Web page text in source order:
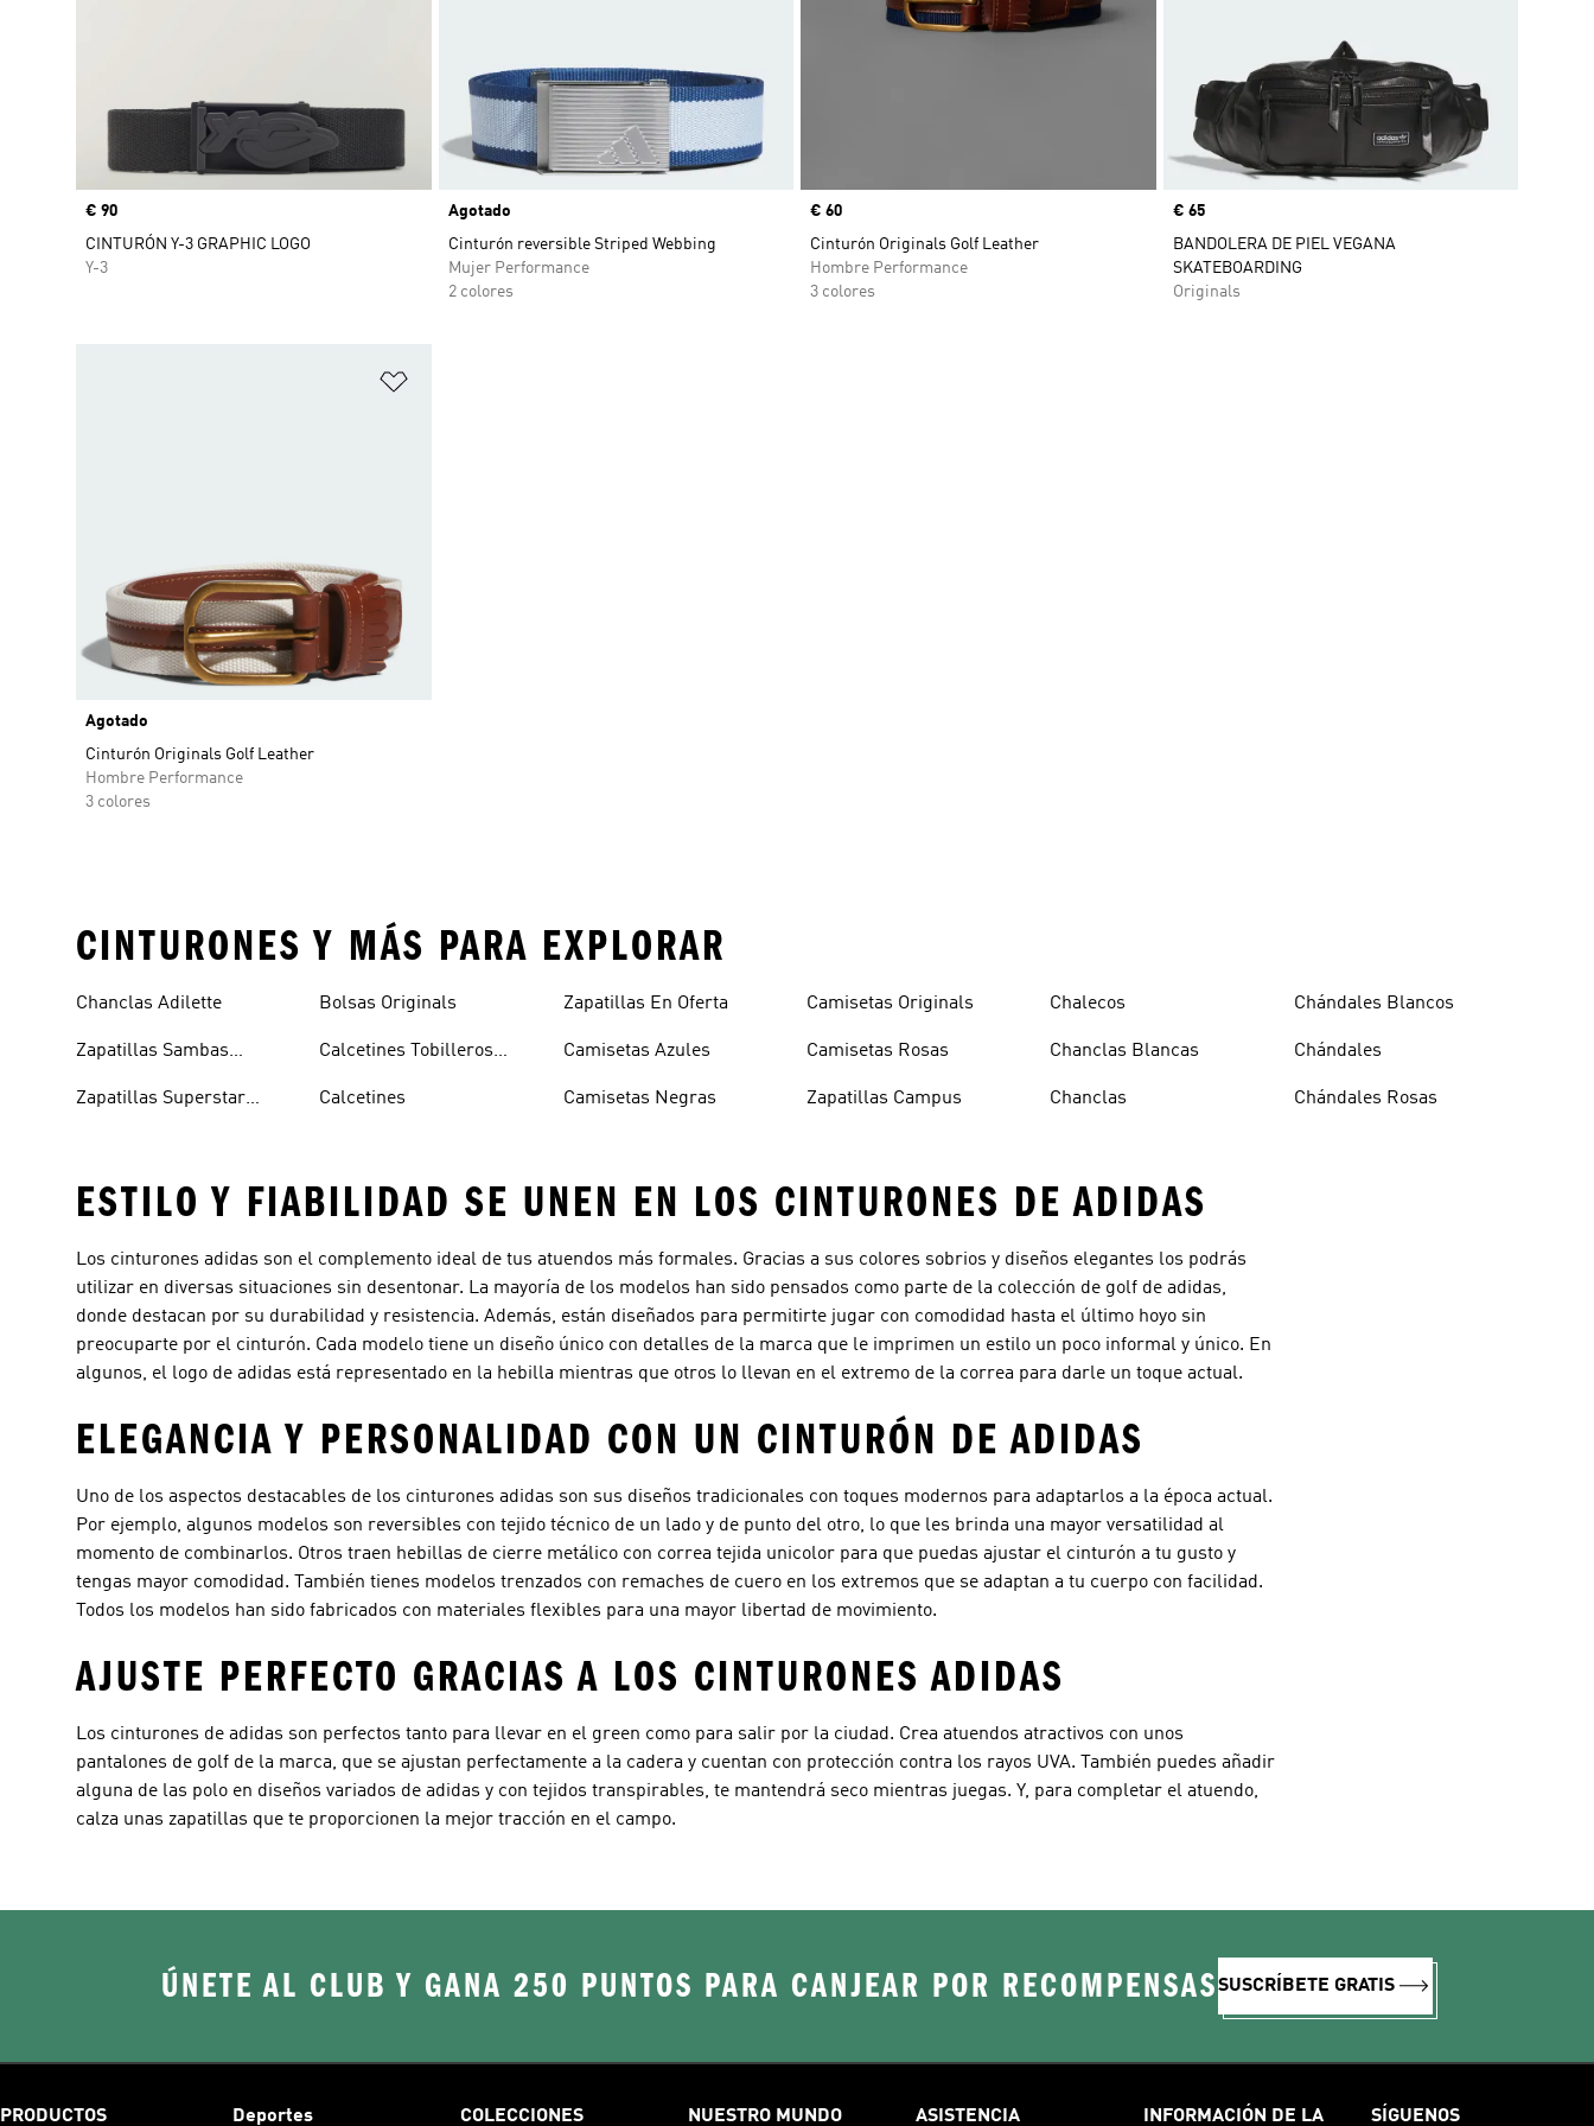
Precio
€ 90
CINTURÓN Y-3 GRAPHIC LOGO
Y-3
Agotado
Cinturón reversible Striped Webbing
Mujer Performance
2 colores
Precio
€ 60
Cinturón Originals Golf Leather
Hombre Performance
3 colores
Precio
€ 65
BANDOLERA DE PIEL VEGANA
SKATEBOARDING
Originals
Agotado
Cinturón Originals Golf Leather
Hombre Performance
3 colores
CINTURONES Y MÁS PARA EXPLORAR
Chanclas Adilette
Zapatillas Sambas
Zapatillas Superstar
Bolsas Originals
Calcetines Tobilleros
Calcetines
Zapatillas En Oferta
Camisetas Azules
Camisetas Negras
Camisetas Originals
Camisetas Rosas
Zapatillas Campus
Chalecos
Chanclas Blancas
Chanclas
Chándales Blancos
Chándales
Chándales Rosas
ESTILO Y FIABILIDAD SE UNEN EN LOS CINTURONES DE ADIDAS
Los cinturones adidas son el complemento ideal de tus atuendos más formales. Gracias a sus colores sobrios y diseños elegantes los podrás
utilizar en diversas situaciones sin desentonar. La mayoría de los modelos han sido pensados como parte de la colección de golf de adidas,
donde destacan por su durabilidad y resistencia. Además, están diseñados para permitirte jugar con comodidad hasta el último hoyo sin
preocuparte por el cinturón. Cada modelo tiene un diseño único con detalles de la marca que le imprimen un estilo un poco informal y único. En
algunos, el logo de adidas está representado en la hebilla mientras que otros lo llevan en el extremo de la correa para darle un toque actual.
ELEGANCIA Y PERSONALIDAD CON UN CINTURÓN DE ADIDAS
Uno de los aspectos destacables de los cinturones adidas son sus diseños tradicionales con toques modernos para adaptarlos a la época actual.
Por ejemplo, algunos modelos son reversibles con tejido técnico de un lado y de punto del otro, lo que les brinda una mayor versatilidad al
momento de combinarlos. Otros traen hebillas de cierre metálico con correa tejida unicolor para que puedas ajustar el cinturón a tu gusto y
tengas mayor comodidad. También tienes modelos trenzados con remaches de cuero en los extremos que se adaptan a tu cuerpo con facilidad.
Todos los modelos han sido fabricados con materiales flexibles para una mayor libertad de movimiento.
AJUSTE PERFECTO GRACIAS A LOS CINTURONES ADIDAS
Los cinturones de adidas son perfectos tanto para llevar en el green como para salir por la ciudad. Crea atuendos atractivos con unos
pantalones de golf de la marca, que se ajustan perfectamente a la cadera y cuentan con protección contra los rayos UVA. También puedes añadir
alguna de las polo en diseños variados de adidas y con tejidos transpirables, te mantendrá seco mientras juegas. Y, para completar el atuendo,
calza unas zapatillas que te proporcionen la mejor tracción en el campo.
ÚNETE AL CLUB Y GANA 250 PUNTOS PARA CANJEAR POR RECOMPENSASSUSCRÍBETE GRATIS
PRODUCTOS Deportes COLECCIONES NUESTRO MUNDO ASISTENCIA INFORMACIÓN DE LA SÍGUENOS